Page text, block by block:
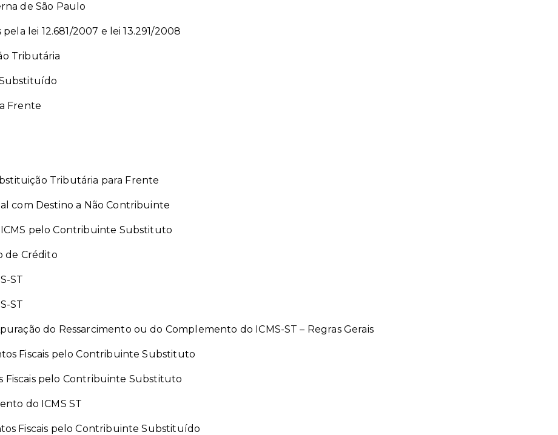
de São Paulo
lei 12.681/2007 e lei 13.291/2008
Tributária
Frente
Tributária para Frente
com Destino a Não Contribuinte
pelo Contribuinte Substituto
de Crédito
ST
ST
do Ressarcimento ou do Complemento do ICMS-ST – Regras Gerais
Fiscais pelo Contribuinte Substituto
Fiscais pelo Contribuinte Substituto
do ICMS ST
Fiscais pelo Contribuinte Substituído